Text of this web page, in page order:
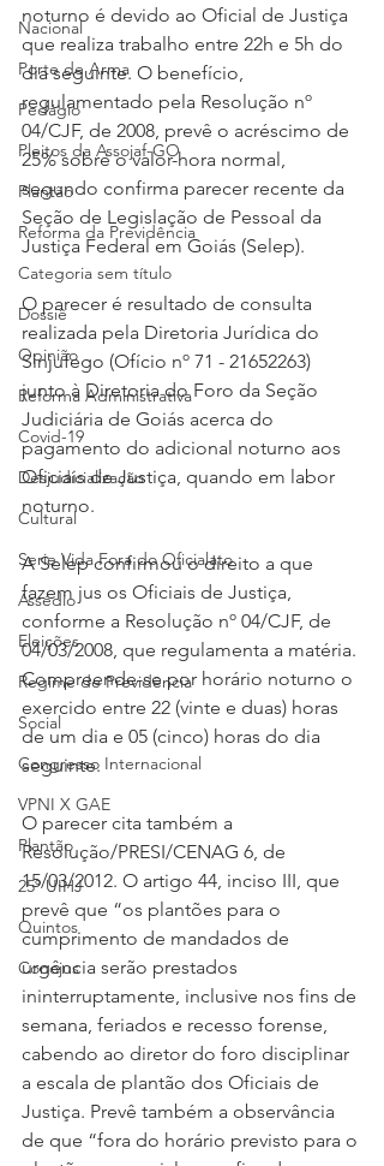
Nacional
Porte de Arma
Pedágio
Pleitos da Assojaf-GO
Plantão
Reforma da Previdência
Categoria sem título
Dossiê
Opinião
Reforma Administrativa
Covid-19
Desjudicialização
Cultural
Serie Vida Fora do Oficialato
Assédio
Eleições
Regime de Previdência
Social
Congresso Internacional
VPNI X GAE
Plantão
25º UIHJ
Quintos
Conojus
noturno é devido ao Oficial de Justiça
que realiza trabalho entre 22h e 5h do
dia seguinte. O benefício,
regulamentado pela Resolução nº
04/CJF, de 2008, prevê o acréscimo de
25% sobre o valor-hora normal,
segundo confirma parecer recente da
Seção de Legislação de Pessoal da
Justiça Federal em Goiás (Selep).
O parecer é resultado de consulta
realizada pela Diretoria Jurídica do
Sinjufego (Ofício nº 71 - 21652263)
junto à Diretoria do Foro da Seção
Judiciária de Goiás acerca do
pagamento do adicional noturno aos
Oficiais de Justiça, quando em labor
noturno.
A Selep confirmou o direito a que
fazem jus os Oficiais de Justiça,
conforme a Resolução nº 04/CJF, de
04/03/2008, que regulamenta a matéria.
Compreende-se por horário noturno o
exercido entre 22 (vinte e duas) horas
de um dia e 05 (cinco) horas do dia
seguinte.
O parecer cita também a
Resolução/PRESI/CENAG 6, de
15/03/2012. O artigo 44, inciso III, que
prevê que “os plantões para o
cumprimento de mandados de
urgência serão prestados
ininterruptamente, inclusive nos fins de
semana, feriados e recesso forense,
cabendo ao diretor do foro disciplinar
a escala de plantão dos Oficiais de
Justiça. Prevê também a observância
de que “fora do horário previsto para o